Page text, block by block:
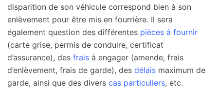
disparition de son véhicule correspond bien à son
enlèvement pour être mis en fourrière. Il sera
également question des différentes pièces à fournir
(carte grise, permis de conduire, certificat
d’assurance), des frais à engager (amende, frais
d’enlèvement, frais de garde), des délais maximum de
garde, ainsi que des divers cas particuliers, etc.